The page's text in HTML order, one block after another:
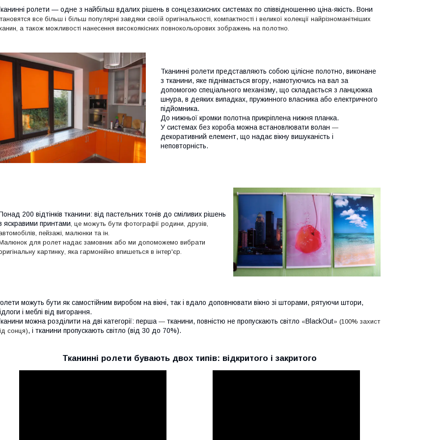
ролети ― одне з найбільш вдалих рішень в сонцезахисних системах по співвідношенню ціна-якість. Вони
тановятся все більш і більш популярні завдяки своїй оригінальності, компактності і великої колекції найрізноманітніших
а також можливості нанесення високоякісних повнокольорових зображень на полотно.
Тканинні ролети представляють собою цілісне полотно, виконане
з тканини, яке піднімається вгору, намотуючись на вал за
допомогою спеціального механізму, що складається з ланцюжка
шнура, в деяких випадках, пружинного власника або електричного
підйомника.
До нижньої кромки полотна прикріплена нижня планка.
У системах без короба можна встановлювати волан —
декоративний елемент, що надає вікну вишуканість і
неповторність.
200 відтінків тканини: від пастельних тонів до сміливих рішень
яскравими принтами, це можуть бути фотографії родини, друзів,
пейзажі, малюнки та ін.
для ролет надає замовник або ми допоможемо вибрати
картинку, яка гармонійно впишеться в інтер'єр.
можуть бути як самостійним виробом на вікні, так і вдало доповнювати вікно зі шторами, рятуючи штори,
і меблі від вигорання.
можна розділити на дві категорії: перша — тканини, повністю не пропускають світло «BlackOut» (100% захист
сонця), і тканини пропускають світло (від 30 до 70%).
Тканинні ролети бувають двох типів: відкритого і закритого